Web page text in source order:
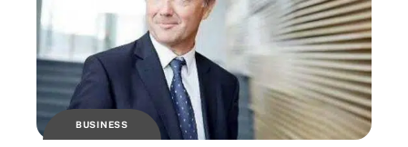
BUSINESS